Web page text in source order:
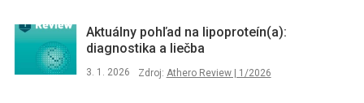
Aktuálny pohľad na lipoproteín(a):
diagnostika a liečba
3. 1. 2026 Zdroj: Athero Review | 1/2026